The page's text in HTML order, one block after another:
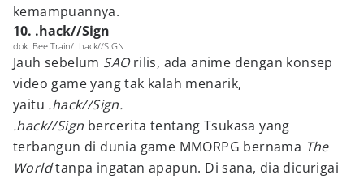
kemampuannya.
10. .hack//Sign
dok. Bee Train/ .hack//SIGN
Jauh sebelum SAOrilis, ada anime dengan konsep
video game yang tak kalah menarik,
yaitu .hack//Sign.
.hack//Sign bercerita tentang Tsukasa yang
terbangun di dunia game MMORPG bernama The
Worldtanpa ingatan apapun. Di sana, dia dicurigai